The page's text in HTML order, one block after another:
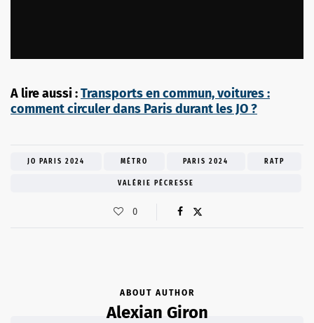
A lire aussi :Transports en commun, voitures :
comment circuler dans Paris durant les JO ?
JO PARIS 2024 MÉTRO PARIS 2024 RATP
VALÉRIE PÉCRESSE
0
ABOUT AUTHOR
Alexian Giron